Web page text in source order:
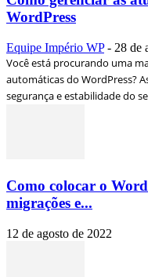
WordPress
Equipe Império WP - 28 de
Você está procurando uma
automáticas do WordPress?
segurança e estabilidade do
Como colocar o
migrações e...
12 de agosto de 2022